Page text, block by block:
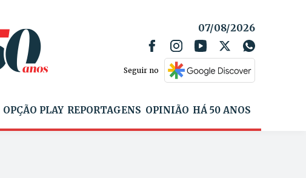
07/08/2026
Seguir no
OPÇÃO PLAY REPORTAGENS OPINIÃO HÁ 50 ANOS